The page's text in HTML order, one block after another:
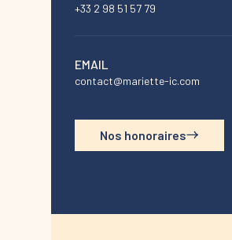
+33 2 98 51 57 79
EMAIL
contact@mariette-ic.com
Nos honoraires